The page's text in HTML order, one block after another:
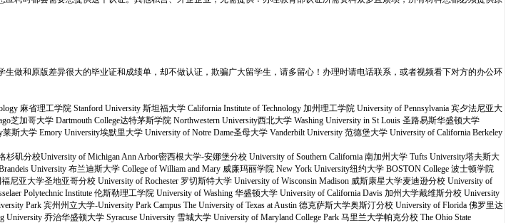
做和原版差异很大的毕业证和成绩单，却不做认证，欺骗广大留学生，请多留心！办理时请电话联系，或者视频看下对方的办公环
麻省理工学院 Stanford University 斯坦福大学 California Institute of Technology 加州理工学院 University of Pennsylvania 宾夕法尼亚大
芝加哥大学 Dartmouth College达特茅斯学院 Northwestern University西北大学 Washing University in St Louis 圣路易斯华盛顿大学
大学 Emory University埃默里大学 University of Notre Dame圣母大学 Vanderbilt University 范德堡大学 University of California Berkeley
矶分校University of Michigan Ann Arbor密西根大学-安娜堡分校 University of Southern California 南加州大学 Tufts University塔夫斯大
University 布兰迪斯大学 College of William and Mary 威廉玛丽学院 New York University纽约大学 BOSTON College 波士顿学院
尼亚大学圣地亚哥分校 University of Rochester 罗切斯特大学 University of Wisconsin Madison 威斯康星大学麦迪逊分校 University of
Polytechnic Institute 伦斯勒理工学院 University of Washing 华盛顿大学 University of California Davis 加州大学戴维斯分校 University
Park 宾州州立大学-University Park Campus The University of Texas at Austin 德克萨斯大学奥斯汀分校 University of Florida 佛罗里达
乔治华盛顿大学 Syracuse University 雪城大学 University of Maryland College Park 马里兰大学帕克分校 The Ohio State